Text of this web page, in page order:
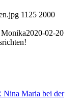
1125 2000
Monika2020-02-20